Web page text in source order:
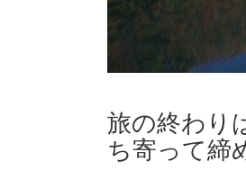
旅の終わり
ち寄って締